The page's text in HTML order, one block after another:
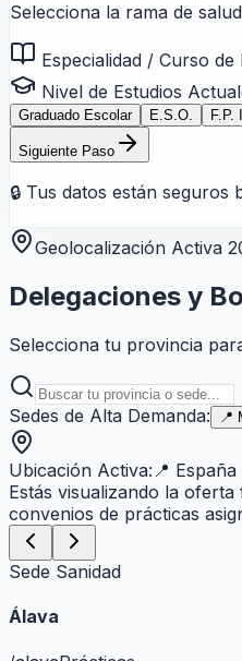
Selecciona la rama de
Especialidad / Curso de
Nivel de Estudios
Graduado Escolar E.S.O. F.P.
Siguiente Paso
🔒 Tus datos están
Geolocalización Activa
Delegaciones y
Selecciona tu provincia
Sedes de Alta Demanda: 📍
Ubicación Activa: 📍 España
Estás visualizando la
convenios de prácticas
Sede Sanidad
Álava